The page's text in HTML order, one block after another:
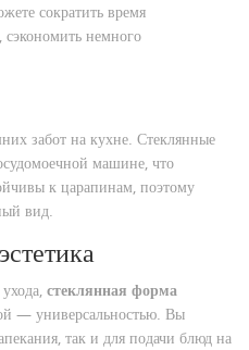
сократить время
сэкономить немного
забот на кухне. Стеклянные
машине, что
к царапинам, поэтому
вид.
стеклянная форма
— универсальностью. Вы
так и для подачи блюд на